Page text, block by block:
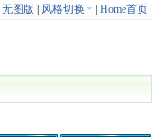
无图版 风格切换 Home首页